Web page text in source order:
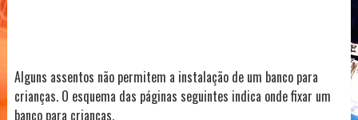
Alguns assentos não permitem a instalação de um banco para
crianças. O esquema das páginas seguintes indica onde fixar um
banco para crianças.